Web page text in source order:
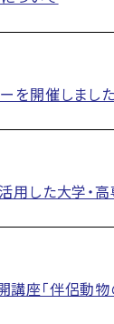
を開催しました
用した大学・
座「伴侶動物